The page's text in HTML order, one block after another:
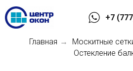
+7
Главная → Москитные
Остекление